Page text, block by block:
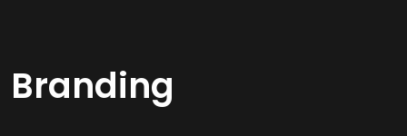
Branding